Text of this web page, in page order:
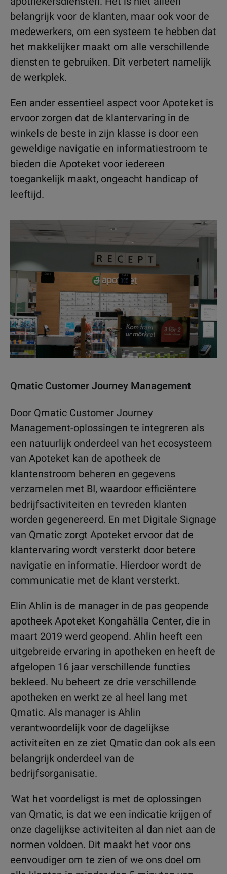
belangrijk voor de klanten, maar ook voor de
medewerkers, om een systeem te hebben dat
het makkelijker maakt om alle verschillende
diensten te gebruiken. Dit verbetert namelijk
de werkplek.
Een ander essentieel aspect voor Apoteket is
ervoor zorgen dat de klantervaring in de
winkels de beste in zijn klasse is door een
geweldige navigatie en informatiestroom te
bieden die Apoteket voor iedereen
toegankelijk maakt, ongeacht handicap of
leeftijd.
Qmatic Customer Journey Management
Door Qmatic Customer Journey
Management-oplossingen te integreren als
een natuurlijk onderdeel van het ecosysteem
van Apoteket kan de apotheek de
klantenstroom beheren en gegevens
verzamelen met BI, waardoor efficiëntere
bedrijfsactiviteiten en tevreden klanten
worden gegenereerd. En met Digitale Signage
van Qmatic zorgt Apoteket ervoor dat de
klantervaring wordt versterkt door betere
navigatie en informatie. Hierdoor wordt de
communicatie met de klant versterkt.
Elin Ahlin is de manager in de pas geopende
apotheek Apoteket Kongahälla Center, die in
maart 2019 werd geopend. Ahlin heeft een
uitgebreide ervaring in apotheken en heeft de
afgelopen 16 jaar verschillende functies
bekleed. Nu beheert ze drie verschillende
apotheken en werkt ze al heel lang met
Qmatic. Als manager is Ahlin
verantwoordelijk voor de dagelijkse
activiteiten en ze ziet Qmatic dan ook als een
belangrijk onderdeel van de
bedrijfsorganisatie.
'Wat het voordeligst is met de oplossingen
van Qmatic, is dat we een indicatie krijgen of
onze dagelijkse activiteiten al dan niet aan de
normen voldoen. Dit maakt het voor ons
eenvoudiger om te zien of we ons doel om